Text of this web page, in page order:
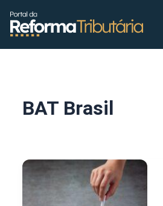
conteúdo
BAT Brasil